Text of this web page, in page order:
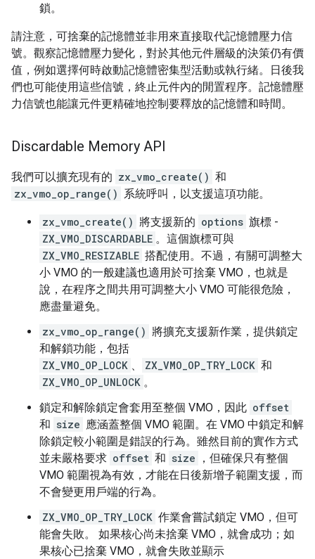
鎖。
請注意，可捨棄的記憶體並非用來直接取代記憶體壓力信
號。觀察記憶體壓力變化，對於其他元件層級的決策仍有價
值，例如選擇何時啟動記憶體密集型活動或執行緒。日後我
們也可能使用這些信號，終止元件內的閒置程序。記憶體壓
力信號也能讓元件更精確地控制要釋放的記憶體和時間。
Discardable Memory API
我們可以擴充現有的 zx_vmo_create() 和
zx_vmo_op_range() 系統呼叫，以支援這項功能。
zx_vmo_create() 將支援新的 options 旗標 -
ZX_VMO_DISCARDABLE 。這個旗標可與
ZX_VMO_RESIZABLE 搭配使用。不過，有關可調整大
小 VMO 的一般建議也適用於可捨棄 VMO，也就是
說，在程序之間共用可調整大小 VMO 可能很危險，
應盡量避免。
zx_vmo_op_range() 將擴充支援新作業，提供鎖定
和解鎖功能，包括
ZX_VMO_OP_LOCK 、 ZX_VMO_OP_TRY_LOCK 和
ZX_VMO_OP_UNLOCK 。
鎖定和解除鎖定會套用至整個 VMO，因此 offset
和 size 應涵蓋整個 VMO 範圍。在 VMO 中鎖定和解
除鎖定較小範圍是錯誤的行為。雖然目前的實作方式
並未嚴格要求 offset 和 size
，但確保只有整個
VMO 範圍視為有效，才能在日後新增子範圍支援，而
不會變更用戶端的行為。
ZX_VMO_OP_TRY_LOCK 作業會嘗試鎖定 VMO，但可
能會失敗。 如果核心尚未捨棄 VMO，就會成功；如
果核心已捨棄 VMO，就會失敗並顯示